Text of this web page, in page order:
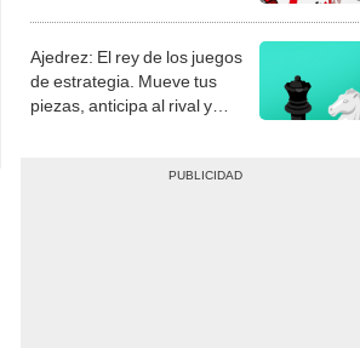
Ajedrez: El rey de los juegos
de estrategia. Mueve tus
piezas, anticipa al rival y